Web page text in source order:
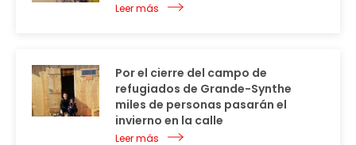
Leer más
Por el cierre del campo de
refugiados de Grande-Synthe
miles de personas pasarán el
invierno en la calle
Leer más